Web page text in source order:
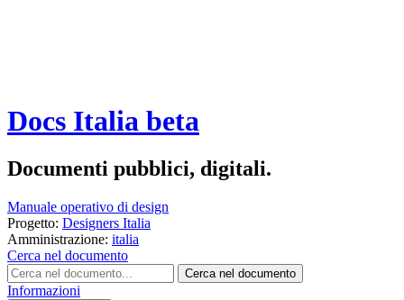
Docs Italia beta
Documenti pubblici, digitali.
Manuale operativo di design
Progetto: Designers Italia
Amministrazione: italia
Cerca nel documento
Cerca nel documento
Informazioni